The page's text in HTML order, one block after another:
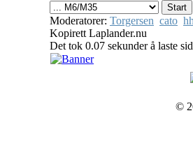
Moderatorer: Torgersen cato
Kopirett Laplander.nu
Det tok 0.07 sekunder å laste
©